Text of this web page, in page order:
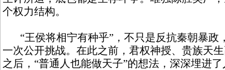
个权力结构。
“王侯将相宁有种乎”，不只是反抗秦朝暴政
一次公开挑战。在此之前，君权神授、贵族天
之后，“普通人也能做天子”的想法，深深埋进